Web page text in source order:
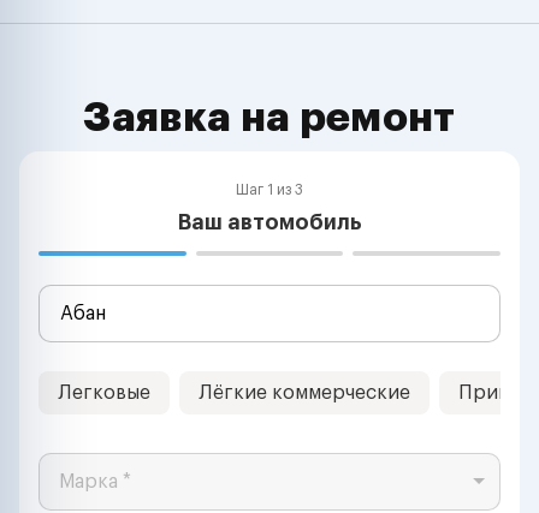
Заявка на ремонт
Шаг 1 из 3
Ваш автомобиль
Легковые Лёгкие коммерческие
Марка *